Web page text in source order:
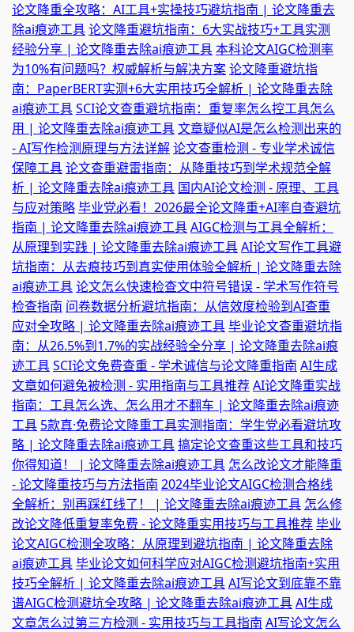
论文降重全攻略：AI工具+实操技巧避坑指南 | 论文降重去
除ai痕迹工具论文降重避坑指南：6大实战技巧+工具实测
经验分享 | 论文降重去除ai痕迹工具本科论文AIGC检测率
为10%有问题吗？权威解析与解决方案论文降重避坑指
南：PaperBERT实测+6大实用技巧全解析 | 论文降重去除
ai痕迹工具SCI论文查重避坑指南：重复率怎么控工具怎么
用 | 论文降重去除ai痕迹工具文章疑似AI是怎么检测出来的
- AI写作检测原理与方法详解论文查重检测 - 专业学术诚信
保障工具论文查重避雷指南：从降重技巧到学术规范全解
析 | 论文降重去除ai痕迹工具 国内AI论文检测 - 原理、工具
与应对策略毕业党必看！2026最全论文降重+AI率自查避坑
指南 | 论文降重去除ai痕迹工具AIGC检测与工具全解析：
从原理到实践 | 论文降重去除ai痕迹工具AI论文写作工具避
坑指南：从去痕技巧到真实使用体验全解析 | 论文降重去除
ai痕迹工具论文怎么快速检查文中符号错误 - 学术写作符号
检查指南 问卷数据分析避坑指南：从信效度检验到AI查重
应对全攻略 | 论文降重去除ai痕迹工具毕业论文查重避坑指
南：从26.5%到1.7%的实战经验全分享 | 论文降重去除ai痕
迹工具SCI论文免费查重 - 学术诚信与论文降重指南 AI生成
文章如何避免被检测 - 实用指南与工具推荐AI论文降重实战
指南：工具怎么选、怎么用才不翻车 | 论文降重去除ai痕迹
工具 5款真·免费论文降重工具实测指南：学生党必看避坑攻
略 | 论文降重去除ai痕迹工具搞定论文查重这些工具和技巧
你得知道！ | 论文降重去除ai痕迹工具 怎么改论文才能降重
- 论文降重技巧与方法指南 2024毕业论文AIGC检测合格线
全解析：别再踩红线了！ | 论文降重去除ai痕迹工具 怎么修
改论文降低重复率免费 - 论文降重实用技巧与工具推荐毕业
论文AIGC检测全攻略：从原理到避坑指南 | 论文降重去除
ai痕迹工具毕业论文如何科学应对AIGC检测避坑指南+实用
技巧全解析 | 论文降重去除ai痕迹工具AI写论文到底靠不靠
谱AIGC检测避坑全攻略 | 论文降重去除ai痕迹工具AI生成
文章怎么过第三方检测 - 实用技巧与工具指南 AI写论文怎么